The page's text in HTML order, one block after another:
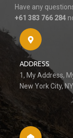
Have any
+61 383 766 284
ADDRESS
1, My Address,
New York City,